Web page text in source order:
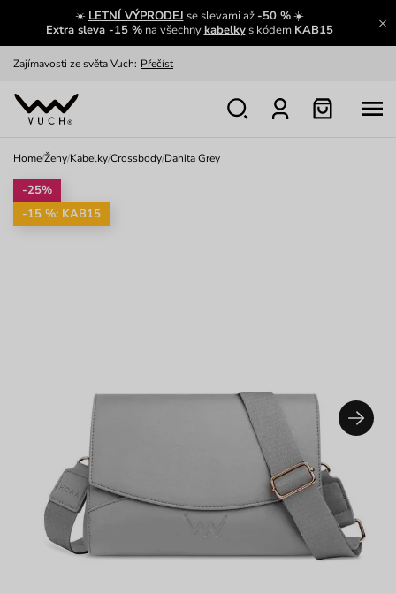
☀️ LETNÍ VÝPRODEJ se slevami až -50 %☀️
Extra sleva -15 %na všechnykabelkys kódem KAB15
Zajímavosti ze světa Vuch: Přečíst
Výměna a vrácení zdarma
Home/Ženy/Kabelky/Crossbody/Danita Grey
-25%
-15 %: KAB15